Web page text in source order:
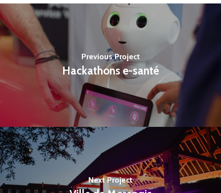
Previous Project
Hackathons e-santé
Next Project